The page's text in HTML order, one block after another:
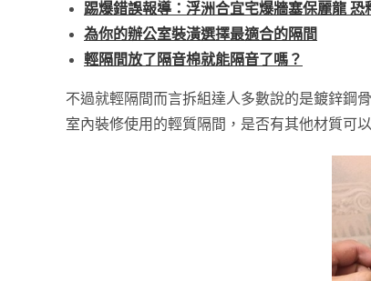
踢爆錯誤報導：浮洲合宜宅爆牆塞保麗龍 恐
為你的辦公室裝潢選擇最適合的隔間
輕隔間放了隔音棉就能隔音了嗎？
不過就輕隔間而言拆組達人多數說的是鍍鋅鋼
室內裝修使用的輕質隔間，是否有其他材質可